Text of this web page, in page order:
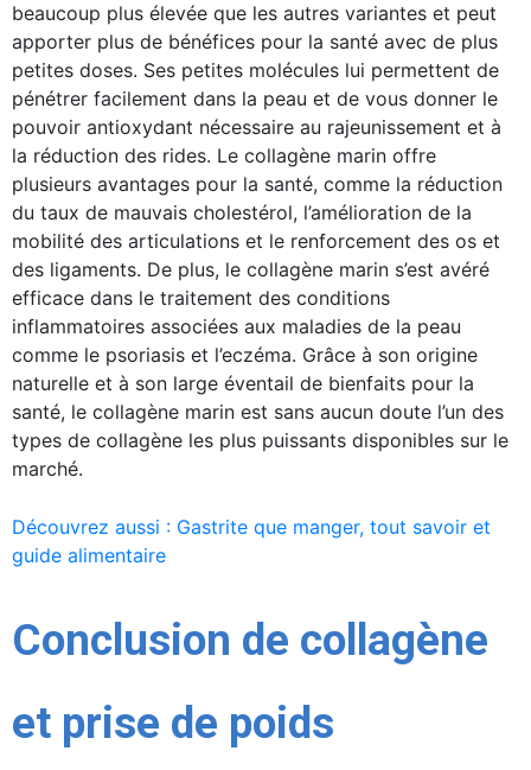
beaucoup plus élevée que les autres variantes et peut
apporter plus de bénéfices pour la santé avec de plus
petites doses. Ses petites molécules lui permettent de
pénétrer facilement dans la peau et de vous donner le
pouvoir antioxydant nécessaire au rajeunissement et à
la réduction des rides. Le collagène marin offre
plusieurs avantages pour la santé, comme la réduction
du taux de mauvais cholestérol, l’amélioration de la
mobilité des articulations et le renforcement des os et
des ligaments. De plus, le collagène marin s’est avéré
efficace dans le traitement des conditions
inflammatoires associées aux maladies de la peau
comme le psoriasis et l’eczéma. Grâce à son origine
naturelle et à son large éventail de bienfaits pour la
santé, le collagène marin est sans aucun doute l’un des
types de collagène les plus puissants disponibles sur le
marché.
Découvrez aussi : Gastrite que manger, tout savoir et
guide alimentaire
Conclusion de collagène
et prise de poids